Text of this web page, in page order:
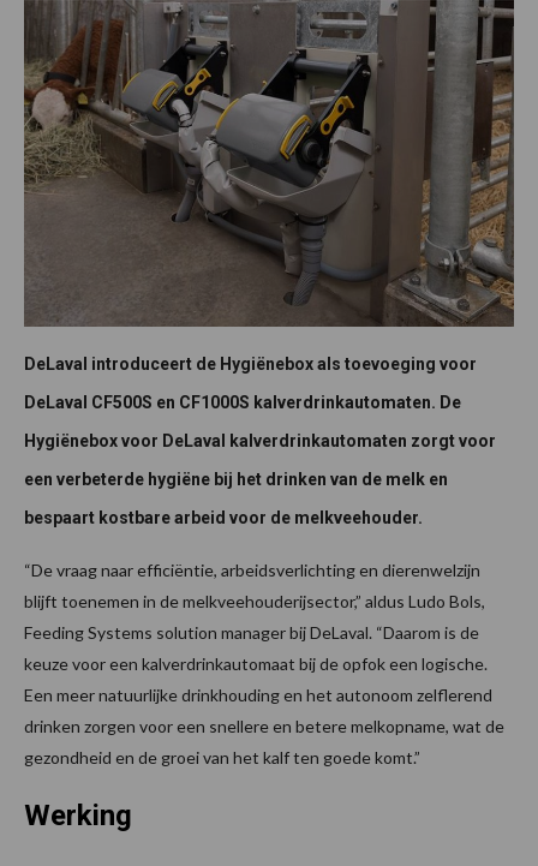
DeLaval introduceert de Hygiënebox als toevoeging voor
DeLaval CF500S en CF1000S kalverdrinkautomaten. De
Hygiënebox voor DeLaval kalverdrinkautomaten zorgt voor
een verbeterde hygiëne bij het drinken van de melk en
bespaart kostbare arbeid voor de melkveehouder.
“De vraag naar efficiëntie, arbeidsverlichting en dierenwelzijn
blijft toenemen in de melkveehouderijsector,” aldus Ludo Bols,
Feeding Systems solution manager bij DeLaval. “Daarom is de
keuze voor een kalverdrinkautomaat bij de opfok een logische.
Een meer natuurlijke drinkhouding en het autonoom zelflerend
drinken zorgen voor een snellere en betere melkopname, wat de
gezondheid en de groei van het kalf ten goede komt.”
Werking